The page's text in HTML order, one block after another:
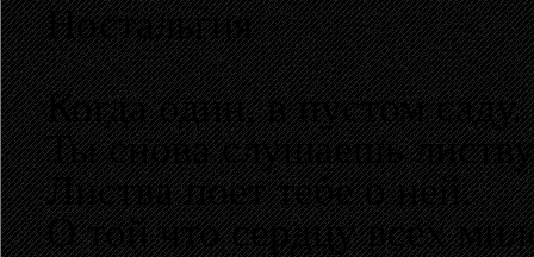
Ностальгия
Когда один, в пустом саду.
Ты снова слушаешь
Листва поет тебе о ней,
О той что сердцу всех